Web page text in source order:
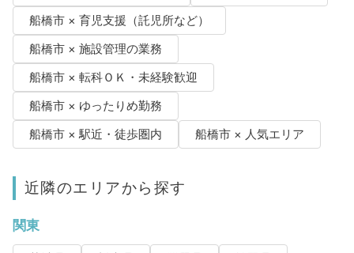
船橋市 × 育児支援（託児所など）
船橋市 × 施設管理の業務
船橋市 × 転科ＯＫ・未経験歓迎
船橋市 × ゆったりめ勤務
船橋市 × 駅近・徒歩圏内
船橋市 × 人気エリア
近隣のエリアから探す
関東